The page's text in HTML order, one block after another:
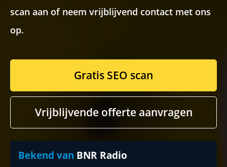
scan aan of neem vrijblijvend contact met ons
op.
Gratis SEO scan
Vrijblijvende offerte aanvragen
Bekend van BNR Radio